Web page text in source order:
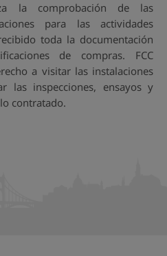
la comprobación de las
para las actividades
toda la documentación
de compras. FCC
a visitar las instalaciones
las inspecciones, ensayos y
contratado.